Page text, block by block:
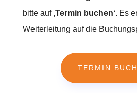
bitte auf ‚Termin buchen‘. Es
Weiterleitung auf die
TERMIN